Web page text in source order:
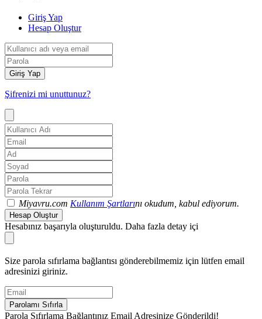
Giriş Yap
Hesap Oluştur
Giriş Yap
Şifrenizi mi unuttunuz?
Miyavru.com Kullanım Şartlarını okudum, kabul ediyorum.
Hesap Oluştur
Hesabınız başarıyla oluşturuldu. Daha fazla detay içi
Size parola sıfırlama bağlantısı gönderebilmemiz için lütfen email
adresinizi giriniz.
Parolamı Sıfırla
Parola Sıfırlama Bağlantınız Email Adresinize Gönderildi!